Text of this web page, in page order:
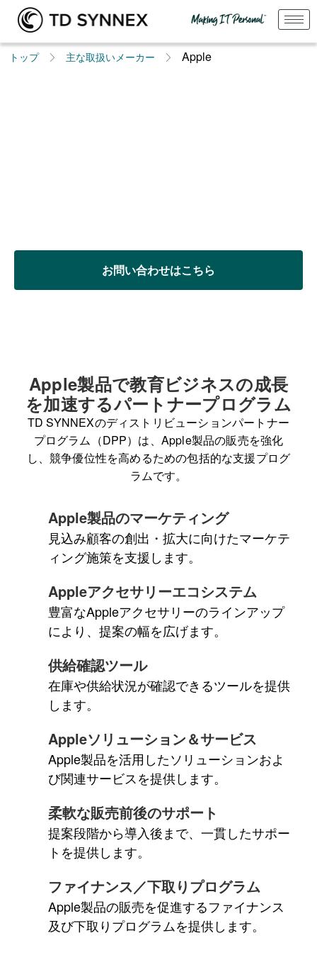
トップ 主な取扱いメーカー Apple
お問い合わせはこちら
Apple製品で教育ビジネスの成長
を加速するパートナープログラム
TD SYNNEXのディストリビューションパートナー
プログラム（DPP）は、Apple製品の販売を強化
し、競争優位性を高めるための包括的な支援プログ
ラムです。
Apple製品のマーケティング
見込み顧客の創出・拡大に向けたマーケテ
ィング施策を支援します。
Appleアクセサリーエコシステム
豊富なAppleアクセサリーのラインアップ
により、提案の幅を広げます。
供給確認ツール
在庫や供給状況が確認できるツールを提供
します。
Appleソリューション＆サービス
Apple製品を活用したソリューションおよ
び関連サービスを提供します。
柔軟な販売前後のサポート
提案段階から導入後まで、一貫したサポー
トを提供します。
ファイナンス／下取りプログラム
Apple製品の販売を促進するファイナンス
及び下取りプログラムを提供します。